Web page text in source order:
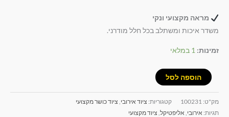
מראה מקצועי ונקי
משדר איכות ומשתלב בכל חלל מודרני.
זמינות: 1 במלאי
הוספה לסל
מק"ט: 100231 קטגוריות: ציוד אירובי ציוד כושר מקצועי
תגיות: אירובי אליפטיקל ציוד מקצועי